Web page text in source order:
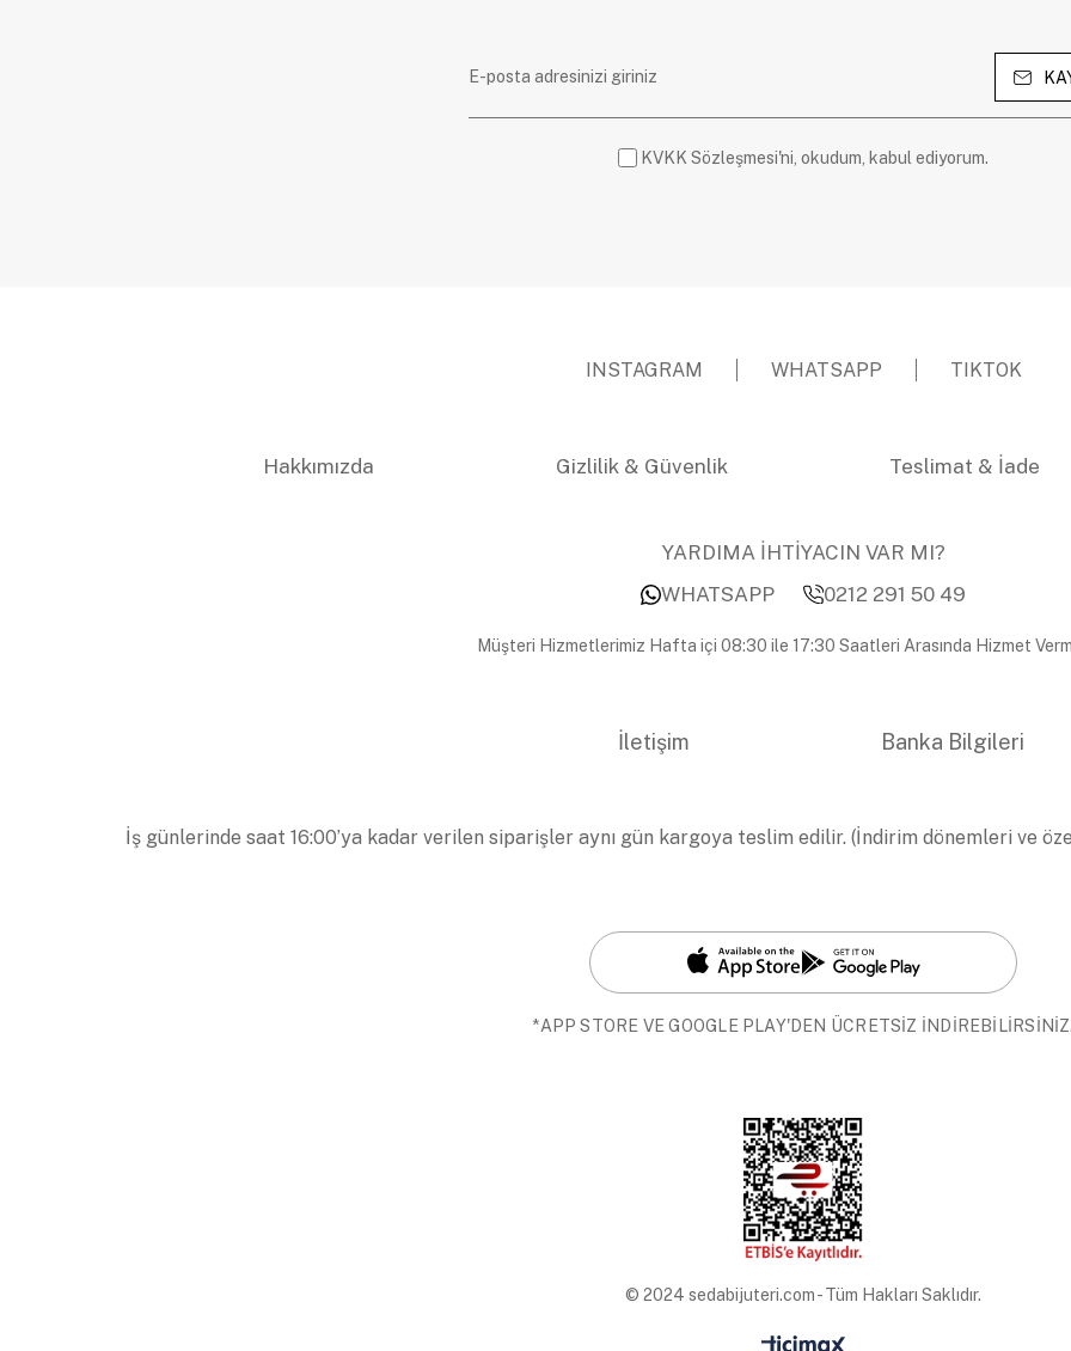
KVKK Sözleşmesi'ni, okudum, kabul ediyorum.
INSTAGRAM WHATSAPP TIKTOK
Hakkımızda Gizlilik & Güvenlik Teslimat & İade
YARDIMA İHTİYACIN VAR MI?
WHATSAPP
0212 291 50 49
Müşteri Hizmetlerimiz Hafta içi 08:30 ile 17:30 Saatleri Arasında Hizmet
İletişim Banka Bilgileri
İş günlerinde saat 16:00’ya kadar verilen siparişler aynı gün kargoya teslim edilir. (İndirim dönemleri ve
*APP STORE VE GOOGLE PLAY'DEN ÜCRETSİZ İNDİREBİLİRSİNİZ.
© 2024 sedabijuteri.com - Tüm Hakları Saklıdır.